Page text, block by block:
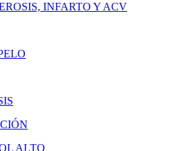
INFARTO Y ACV
ALTO